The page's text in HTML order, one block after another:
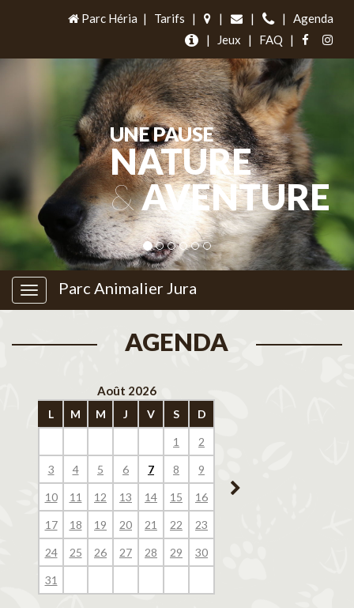
Parc Héria | Tarifs | | | |
Agenda
|
Jeux | FAQ |
UNE PAUSE
NATURE
&AVENTURE
Parc Animalier Jura
AGENDA
Août 2026
L M M J V S D
1 2
3 4 5 6 7 8 9
10 11 12 13 14 15 16
17 18 19 20 21 22 23
24 25 26 27 28 29 30
31
14